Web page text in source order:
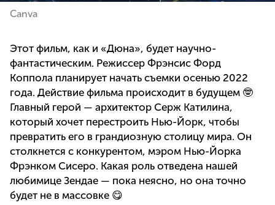
Canva
Этот фильм, как и «Дюна», будет научно-
фантастическим. Режиссер Фрэнсис Форд
Коппола планирует начать съемки осенью 2022
года. Действие фильма происходит в будущем 🤓
Главный герой — архитектор Серж Катилина,
который хочет перестроить Нью-Йорк, чтобы
превратить его в грандиозную столицу мира. Он
столкнется с конкурентом, мэром Нью-Йорка
Фрэнком Сисеро. Какая роль отведена нашей
любимице Зендае — пока неясно, но она точно
будет не в массовке 😋